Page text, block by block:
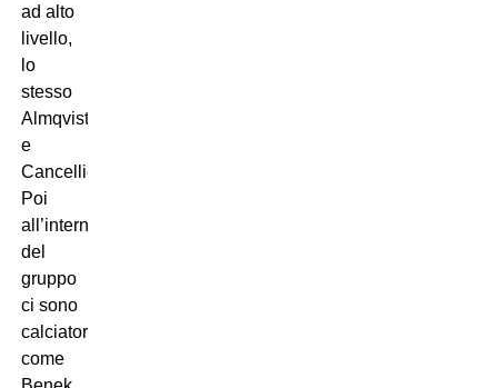
ad alto
livello,
lo
stesso
Almqvist
e
Cancellieri.
Poi
all’interno
del
gruppo
ci sono
calciatori
come